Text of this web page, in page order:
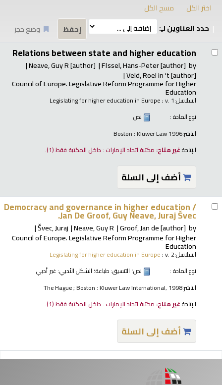
اختر الكل
مسح الكل
حدد العناوين لـِ:
وضع حجز
Relations between state and higher education
by F١ssel, Hans-Peter[author]
Neave, Guy R[author]
Veld, Roel in 't[author]
Council of Europe. Legislative Reform Programme for Higher
Education
السلاسل: Legislating for higher education in Europe; v. 1
نوع المادة :
نص
الناشر:Boston : Kluwer Law 1996
الإتاحة:غير متاح: مكتبة اتحاد الإمارات : داخل المكتبة فقط(1).
أضف إلى السلة
Democracy and governance in higher education /
Jan De Groof, Guy Neave, Juraj Švec.
by
Groof, Jan de[author]
Neave, Guy R
Švec, Juraj
Council of Europe. Legislative Reform Programme for Higher
Education
السلاسل: Legislating for higher education in Europe; v. 2
نوع المادة :
نص؛ التنسيق: طباعة؛ الشكل الأدبي: غير أدبي
الناشر:The Hague ; Boston : Kluwer Law International, 1998
الإتاحة:غير متاح: مكتبة اتحاد الإمارات : داخل المكتبة فقط(1).
أضف إلى السلة